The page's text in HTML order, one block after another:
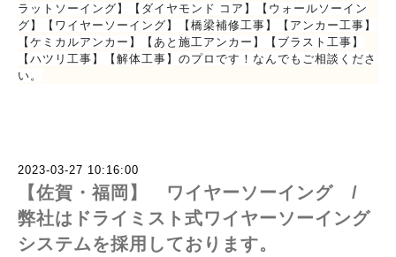
ラットソーイング】【ダイヤモンド コア】【ウォールソーイン
グ】【ワイヤーソーイング】【橋梁補修工事】【アンカー工事】
【ケミカルアンカー】【あと施工アンカー】【ブラスト工事】
【ハツリ工事】【解体工事】のプロです！なんでもご相談くださ
い。
2023-03-27 10:16:00
【佐賀・福岡】 ワイヤーソーイング /
弊社はドライミスト式ワイヤーソーイング
システムを採用しております。